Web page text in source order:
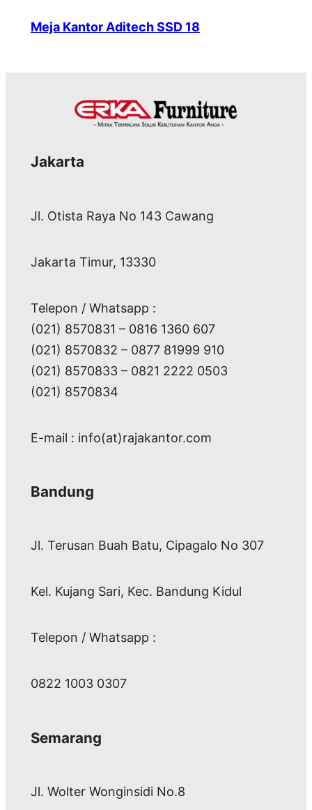
Meja Kantor Aditech SSD 18
Jakarta
Jl. Otista Raya No 143 Cawang
Jakarta Timur, 13330
Telepon / Whatsapp :
(021) 8570831 – 0816 1360 607
(021) 8570832 – 0877 81999 910
(021) 8570833 – 0821 2222 0503
(021) 8570834
E-mail : info(at)rajakantor.com
Bandung
Jl. Terusan Buah Batu, Cipagalo No 307
Kel. Kujang Sari, Kec. Bandung Kidul
Telepon / Whatsapp :
0822 1003 0307
Semarang
Jl. Wolter Wonginsidi No.8